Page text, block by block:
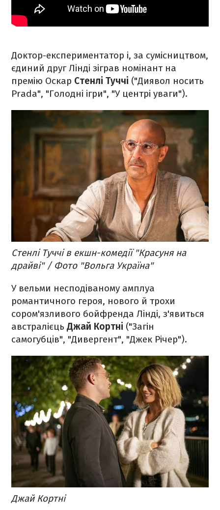
Доктор-експериментатор і, за сумісництвом,
єдиний друг Лінді зіграв номінант на
премію Оскар Стенлі Туччі ("Диявол носить
Prada", "Голодні ігри", "У центрі уваги").
Стенлі Туччі в екшн-комедії "Красуня на
драйві" / Фото "Вольга Україна"
У вельми несподіваному амплуа
романтичного героя, нового й трохи
сором'язливого бойфренда Лінді, з'явиться
австралієць Джай Кортні ("Загін
самогубців", "Дивергент", "Джек Річер").
Джай Кортні